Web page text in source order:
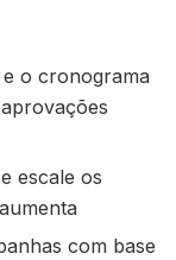
o cronograma
escale os
com base